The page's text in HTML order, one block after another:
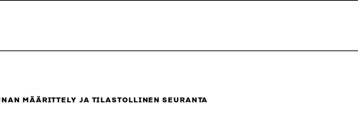
MÄÄRITTELY JA TILASTOLLINEN SEURANTA